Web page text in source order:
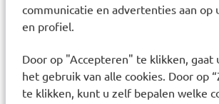
communicatie en advertenties aan op
en profiel.
Door op "Accepteren" te klikken, gaat
het gebruik van alle cookies. Door op
te klikken, kunt u zelf bepalen welke